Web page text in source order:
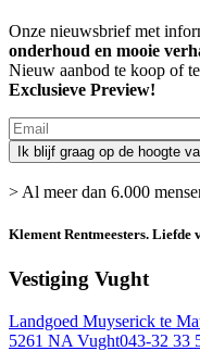
Onze nieuwsbrief met
onderhoud en mooie
Nieuw aanbod te koop of
Exclusieve Preview!
> Al meer dan 6.000
Klement Rentmeesters. Liefde
Vestiging Vught
Landgoed Muyserick te
5261 NA Vught043-32 33